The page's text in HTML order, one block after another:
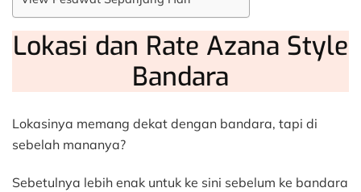
Lokasi dan Rate Azana Style
Bandara
Lokasinya memang dekat dengan bandara, tapi di
sebelah mananya?
Sebetulnya lebih enak untuk ke sini sebelum ke bandara